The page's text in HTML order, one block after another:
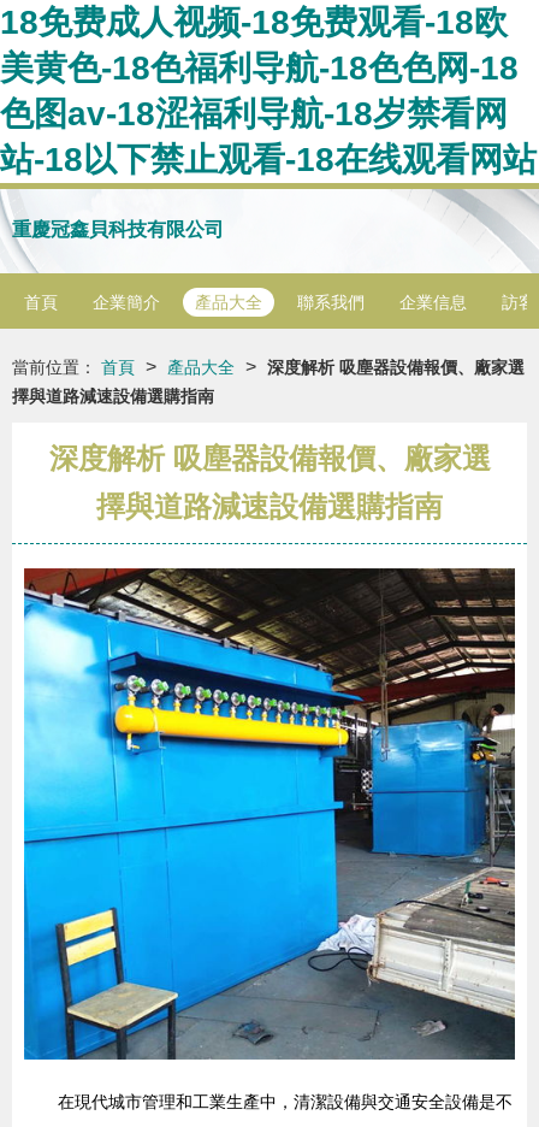
18免费成人视频-18免费观看-18欧
美黄色-18色福利导航-18色色网-18
色图av-18涩福利导航-18岁禁看网
站-18以下禁止观看-18在线观看网站
重慶冠鑫貝科技有限公司
首頁 企業簡介 產品大全 聯系我們 企業信息 訪客
當前位置： 首頁 > 產品大全 > 深度解析 吸塵器設備報價、廠家選
擇與道路減速設備選購指南
深度解析 吸塵器設備報價、廠家選
擇與道路減速設備選購指南
在現代城市管理和工業生產中，清潔設備與交通安全設備是不